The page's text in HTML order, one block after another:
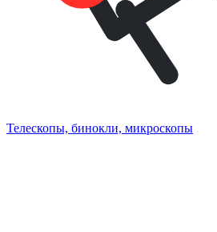
Телескопы, бинокли, микроскопы